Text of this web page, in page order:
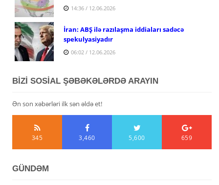
14:36 / 12.06.2026
İran: ABŞ ilə razılaşma iddiaları sadəcə
spekulyasiyadır
06:02 / 12.06.2026
BİZİ SOSİAL ŞƏBƏKƏLƏRDƏ ARAYIN
Ən son xəbərləri ilk sən əldə et!
345 3,460 5,600 659
GÜNDƏM